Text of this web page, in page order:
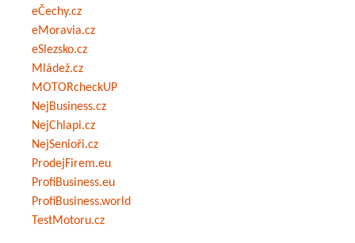
eČechy.cz
eMoravia.cz
eSlezsko.cz
Mládež.cz
MOTORcheckUP
NejBusiness.cz
NejChlapi.cz
NejSenioři.cz
ProdejFirem.eu
ProfiBusiness.eu
ProfiBusiness.world
TestMotoru.cz